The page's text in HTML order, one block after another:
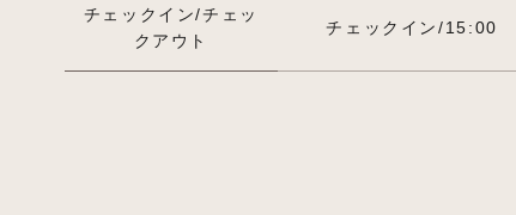
チェックイン/チェッ
クアウト
チェックイン/15:00